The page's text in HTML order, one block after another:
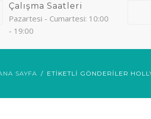
Çalışma Saatleri
Pazartesi - Cumartesi: 10:00
- 19:00
SAYFA ETIKETLI GÖNDERILER